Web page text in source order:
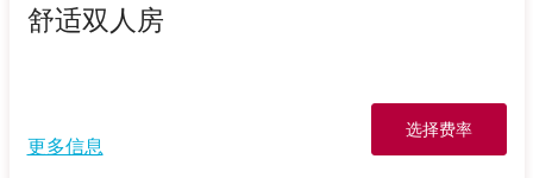
舒适双人房
更多信息
选择费率